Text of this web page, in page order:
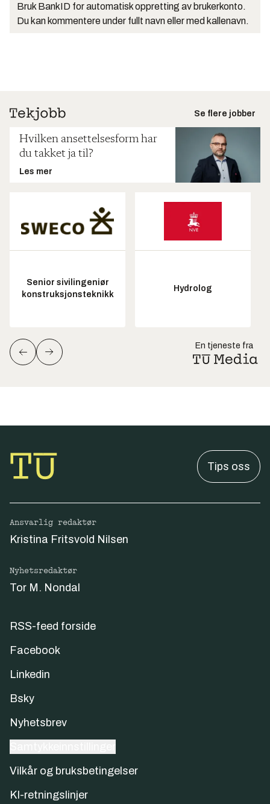
Bruk BankID for automatisk oppretting av brukerkonto.
Du kan kommentere under fullt navn eller med kallenavn.
Se flere jobber
Hvilken ansettelsesform har
du takket ja til?
Les mer
Senior sivilingeniør
konstruksjonsteknikk
Hydrolog
En tjeneste fra
Tips oss
Ansvarlig redaktør
Kristina Fritsvold Nilsen
Nyhetsredaktør
Tor M. Nondal
RSS-feed forside
Facebook
Linkedin
Bsky
Nyhetsbrev
Vilkår og bruksbetingelser
KI-retningslinjer